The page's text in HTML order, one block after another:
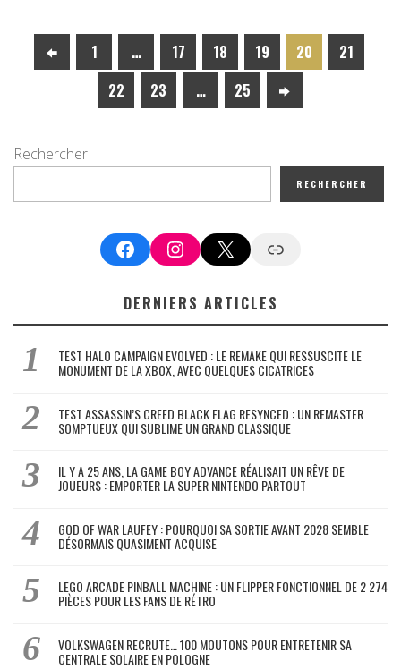
1 … 17 18 19 20
21
22
23 … 25
Rechercher
RECHERCHER
FacebookInstagram
X Google News
DERNIERS ARTICLES
TEST HALO CAMPAIGN EVOLVED : LE REMAKE QUI RESSUSCITE LE
MONUMENT DE LA XBOX, AVEC QUELQUES CICATRICES
TEST ASSASSIN’S CREED BLACK FLAG RESYNCED : UN REMASTER
SOMPTUEUX QUI SUBLIME UN GRAND CLASSIQUE
IL Y A 25 ANS, LA GAME BOY ADVANCE RÉALISAIT UN RÊVE DE
JOUEURS : EMPORTER LA SUPER NINTENDO PARTOUT
GOD OF WAR LAUFEY : POURQUOI SA SORTIE AVANT 2028 SEMBLE
DÉSORMAIS QUASIMENT ACQUISE
LEGO ARCADE PINBALL MACHINE : UN FLIPPER FONCTIONNEL DE 2 274
PIÈCES POUR LES FANS DE RÉTRO
VOLKSWAGEN RECRUTE… 100 MOUTONS POUR ENTRETENIR SA
CENTRALE SOLAIRE EN POLOGNE